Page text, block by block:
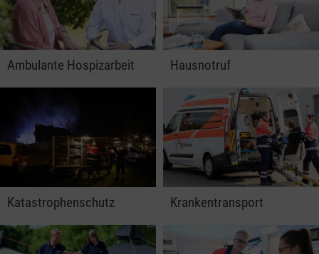
Ambulante Hospizarbeit Hausnotruf
Katastrophenschutz Krankentransport